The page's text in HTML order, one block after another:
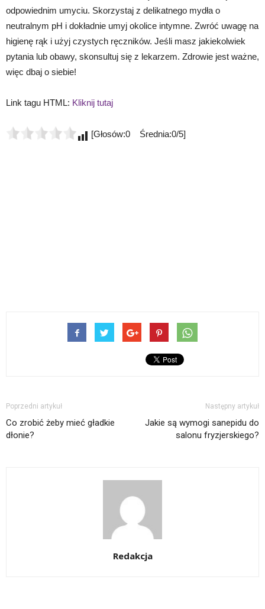
odpowiednim umyciu. Skorzystaj z delikatnego mydła o
neutralnym pH i dokładnie umyj okolice intymne. Zwróć uwagę na
higienę rąk i użyj czystych ręczników. Jeśli masz jakiekolwiek
pytania lub obawy, skonsultuj się z lekarzem. Zdrowie jest ważne,
więc dbaj o siebie!
Link tagu HTML: Kliknij tutaj
[Głosów:0 Średnia:0/5]
Poprzedni artykuł
Co zrobić żeby mieć gładkie
dłonie?
Następny artykuł
Jakie są wymogi sanepidu do
salonu fryzjerskiego?
Redakcja